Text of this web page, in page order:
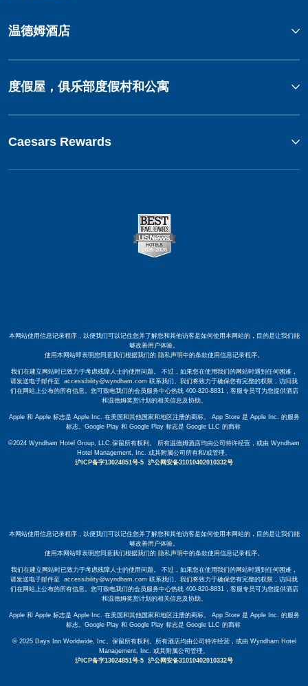
温德姆酒店
度假屋，俱乐部度假村和公寓
Caesars Rewards
本网站使用信息记录程序，以便我们可以记住您并了解您和其他访客是如何使用本网站的，目的是让我们能
够改善用户体验。
使用本网站即表明您同意我们根据我们的 隐私声明中的条款使用信息记录程序。
我们在建立网站时已致力于考虑残障人士的使用问题。 不过，如果您在使用我们的网站时遇到任何困难，
请发送电子邮件至 accessibility@wyndham.com 联系我们。我们将致力于确保您有完整的权限，访问我
们在网站上公布的所有信息。您可致电我们的会员服务中心热线 400-820-8831，客服专员可为您提供酒店
和温德姆奖赏计划的相关信息及协助。
Apple 和 Apple 标志是 Apple Inc. 在美国和其他国家和地区注册的商标。 App Store 是 Apple Inc. 的服务
标志。Google Play 和 Google Play 标志是 Google LLC 的商标
©2024 Wyndham Hotel Group, LLC.保留所有权利。 所有温德姆酒店均由公司特许经营，或由 Wyndham
Hotel Management, Inc. 或其附属公司所有和/或管理。
沪ICP备字13024851号-5 沪公网安备31010402010332号
本网站使用信息记录程序，以便我们可以记住您并了解您和其他访客是如何使用本网站的，目的是让我们能
够改善用户体验。
使用本网站即表明您同意我们根据我们的 隐私声明中的条款使用信息记录程序。
我们在建立网站时已致力于考虑残障人士的使用问题。 不过，如果您在使用我们的网站时遇到任何困难，
请发送电子邮件至 accessibility@wyndham.com 联系我们。我们将致力于确保您有完整的权限，访问我
们在网站上公布的所有信息。您可致电我们的会员服务中心热线 400-820-8831，客服专员可为您提供酒店
和温德姆奖赏计划的相关信息及协助。
Apple 和 Apple 标志是 Apple Inc. 在美国和其他国家和地区注册的商标。 App Store 是 Apple Inc. 的服务
标志。Google Play 和 Google Play 标志是 Google LLC 的商标
© 2025 Days Inn Worldwide, Inc。保留所有权利。所有酒店均由公司特许经营，或由 Wyndham Hotel
Management, Inc. 或其附属公司管理。
沪ICP备字13024851号-5 沪公网安备31010402010332号